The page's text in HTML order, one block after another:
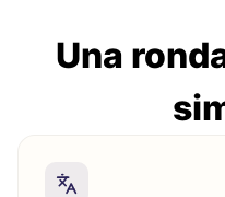
Una